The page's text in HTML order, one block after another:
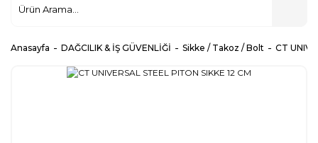
Anasayfa DAĞCILIK & İŞ GÜVENLİĞİ Sikke / Takoz / Bolt CT